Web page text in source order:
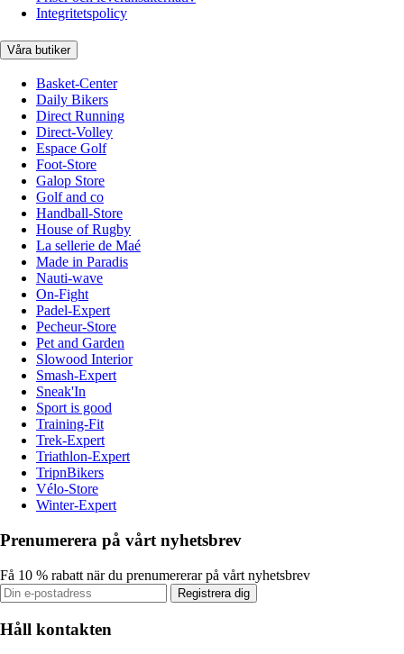
Integritetspolicy
Våra butiker
Basket-Center
Daily Bikers
Direct Running
Direct-Volley
Espace Golf
Foot-Store
Galop Store
Golf and co
Handball-Store
House of Rugby
La sellerie de Maé
Made in Paradis
Nauti-wave
On-Fight
Padel-Expert
Pecheur-Store
Pet and Garden
Slowood Interior
Smash-Expert
Sneak'In
Sport is good
Training-Fit
Trek-Expert
Triathlon-Expert
TripnBikers
Vélo-Store
Winter-Expert
Prenumerera på vårt nyhetsbrev
Få 10 % rabatt när du prenumererar på vårt nyhetsbrev
Registrera dig
Håll kontakten